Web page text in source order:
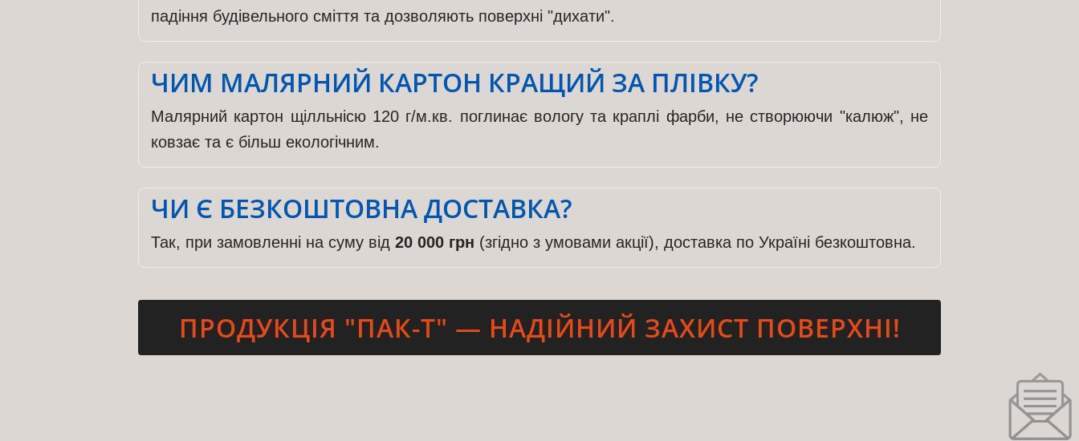
падіння будівельного сміття та дозволяють поверхні "дихати".
ЧИМ МАЛЯРНИЙ КАРТОН КРАЩИЙ ЗА ПЛІВКУ?
Малярний картон щілльнісю 120 г/м.кв. поглинає вологу та краплі фарби, не створюючи "калюж", не
ковзає та є більш екологічним.
ЧИ Є БЕЗКОШТОВНА ДОСТАВКА?
Так, при замовленні на суму від 20 000 грн (згідно з умовами акції), доставка по Україні безкоштовна.
ПРОДУКЦІЯ "ПАК-Т" — НАДІЙНИЙ ЗАХИСТ ПОВЕРХНІ!